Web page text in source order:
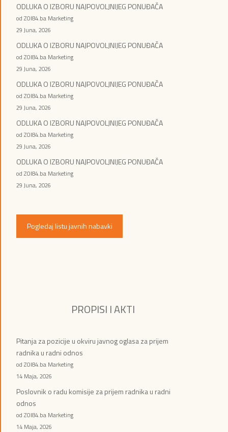
ODLUKA O IZBORU NAJPOVOLJNIJEG PONUĐAČA
od ZOI84.ba Marketing
29 Juna, 2026
ODLUKA O IZBORU NAJPOVOLJNIJEG PONUĐAČA
od ZOI84.ba Marketing
29 Juna, 2026
ODLUKA O IZBORU NAJPOVOLJNIJEG PONUĐAČA
od ZOI84.ba Marketing
29 Juna, 2026
ODLUKA O IZBORU NAJPOVOLJNIJEG PONUĐAČA
od ZOI84.ba Marketing
29 Juna, 2026
ODLUKA O IZBORU NAJPOVOLJNIJEG PONUĐAČA
od ZOI84.ba Marketing
29 Juna, 2026
Pogledaj listu javnih nabavki
PROPISI I AKTI
Pitanja za pozicije u okviru javnog oglasa za prijem
radnika u radni odnos
od ZOI84.ba Marketing
14 Maja, 2026
Poslovnik o radu komisije za prijem radnika u radni
odnos
od ZOI84.ba Marketing
14 Maja, 2026